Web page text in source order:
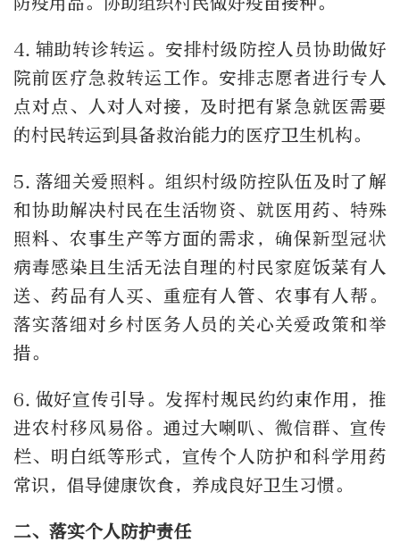
4.辅助转诊转运。安排村级防控人员协助做好
院前医疗急救转运工作。安排志愿者进行专人
点对点、人对人对接，及时把有紧急就医需要
的村民转运到具备救治能力的医疗卫生机构。
5.落细关爱照料。组织村级防控队伍及时了解
和协助解决村民在生活物资、就医用药、特殊
照料、农事生产等方面的需求，确保新型冠状
病毒感染且生活无法自理的村民家庭饭菜有人
送、药品有人买、重症有人管、农事有人帮。
落实落细对乡村医务人员的关心关爱政策和举
措。
6.做好宣传引导。发挥村规民约约束作用，推
进农村移风易俗。通过大喇叭、微信群、宣传
栏、明白纸等形式，宣传个人防护和科学用药
常识，倡导健康饮食，养成良好卫生习惯。
二、落实个人防护责任